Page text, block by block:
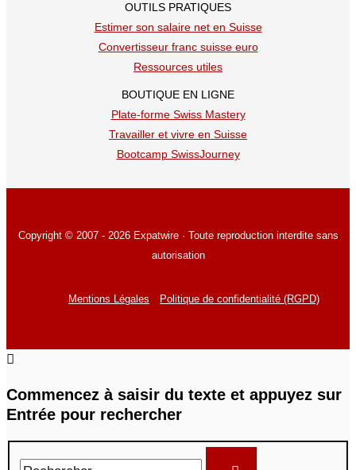
OUTILS PRATIQUES
Estimer son salaire net en Suisse
Convertisseur franc suisse euro
Ressources utiles
BOUTIQUE EN LIGNE
Plate-forme Swiss Mastery
Travailler et vivre en Suisse
Bootcamp SwissJourney
Copyright © 2007 - 2026 Expatwire · Toute reproduction interdite sans
autorisation
Mentions Légales Politique de confidentialité (RGPD)
Commencez à saisir du texte et appuyez sur
Entrée pour rechercher
Rechercher